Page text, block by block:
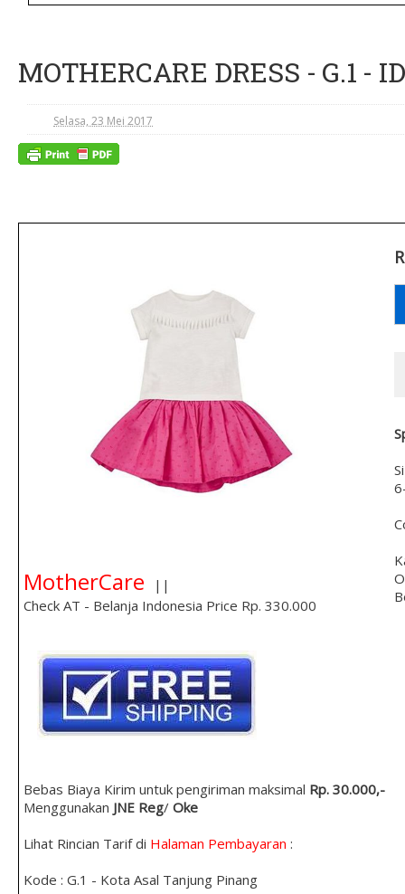
MOTHERCARE DRESS - G.1 -
Selasa, 23 Mei 2017
MotherCare
||
Check AT - Belanja Indonesia Price Rp. 330.000
Bebas Biaya Kirim untuk pengiriman maksimal Rp. 30.000,-
Menggunakan JNE Reg/ Oke
Lihat Rincian Tarif di Halaman Pembayaran :
Kode : G.1 - Kota Asal Tanjung Pinang